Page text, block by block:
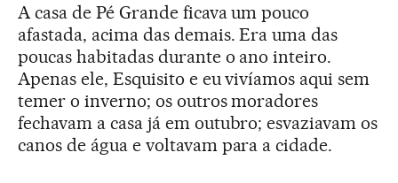
A casa de Pé Grande ficava um pouco
afastada, acima das demais. Era uma das
poucas habitadas durante o ano inteiro.
Apenas ele, Esquisito e eu vivíamos aqui sem
temer o inverno; os outros moradores
fechavam a casa já em outubro; esvaziavam os
canos de água e voltavam para a cidade.